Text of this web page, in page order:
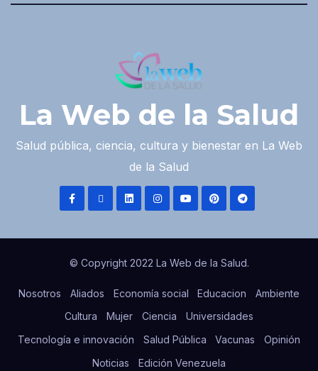
La Web de la Salud
Salud pública, ciencia, cultura y bienestar en La Web
de la Salud
© Copyright 2022 La Web de la Salud.
Nosotros Aliados Economía social Educacion
Ambiente
Cultura
Mujer Ciencia
Universidades
Tecnología e innovación
Salud Pública Vacunas
Opinión
Noticias
Edición Venezuela